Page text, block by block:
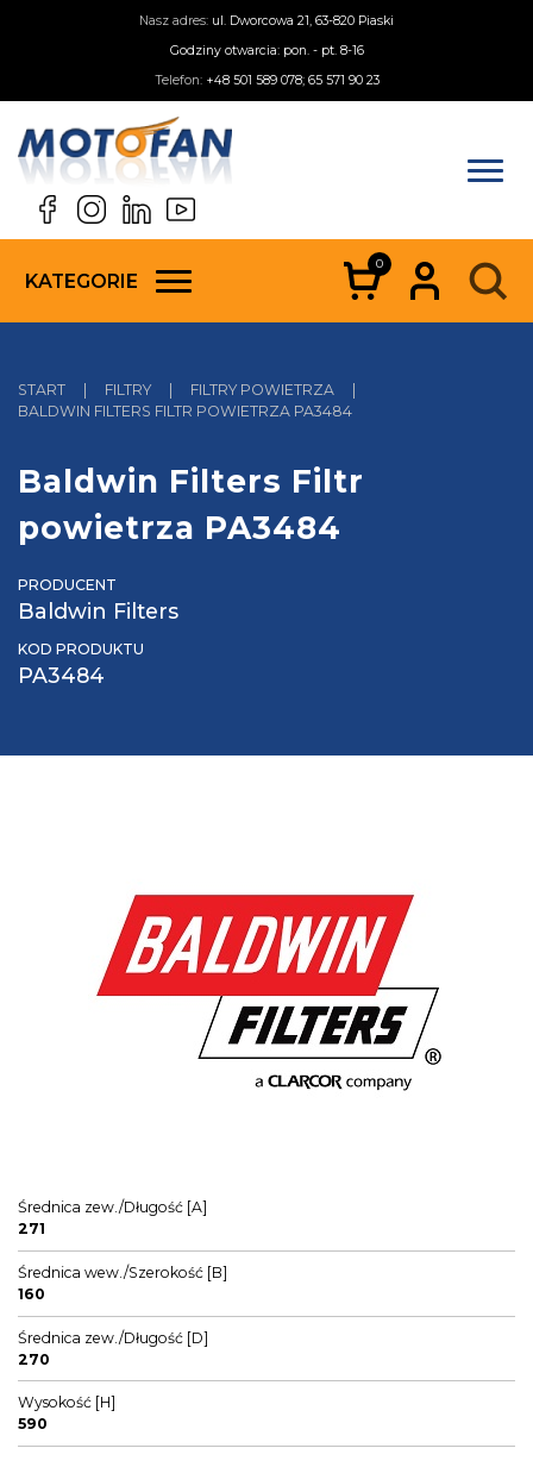
Nasz adres: ul. Dworcowa 21, 63-820 Piaski
Godziny otwarcia: pon. - pt. 8-16
Telefon: +48 501 589 078; 65 571 90 23
KATEGORIE
0
START | FILTRY | FILTRY POWIETRZA
|
BALDWIN FILTERS FILTR POWIETRZA PA3484
Baldwin Filters Filtr
powietrza PA3484
PRODUCENT
Baldwin Filters
KOD PRODUKTU
PA3484
Średnica zew./Długość [A]
271
Średnica wew./Szerokość [B]
160
Średnica zew./Długość [D]
270
Wysokość [H]
590